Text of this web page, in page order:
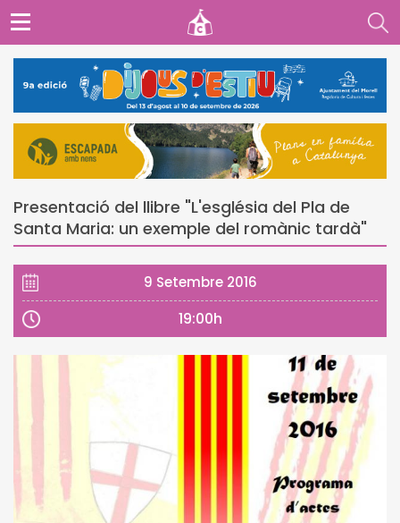
Presentació del llibre "L'església del Pla de
Santa Maria: un exemple del romànic tardà"
9 Setembre 2016
19:00h